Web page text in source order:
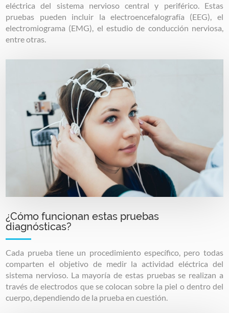
eléctrica del sistema nervioso central y periférico. Estas
pruebas pueden incluir la electroencefalografía (EEG), el
electromiograma (EMG), el estudio de conducción nerviosa,
entre otras.
¿Cómo funcionan estas pruebas
diagnósticas?
Cada prueba tiene un procedimiento específico, pero todas
comparten el objetivo de medir la actividad eléctrica del
sistema nervioso. La mayoría de estas pruebas se realizan a
través de electrodos que se colocan sobre la piel o dentro del
cuerpo, dependiendo de la prueba en cuestión.